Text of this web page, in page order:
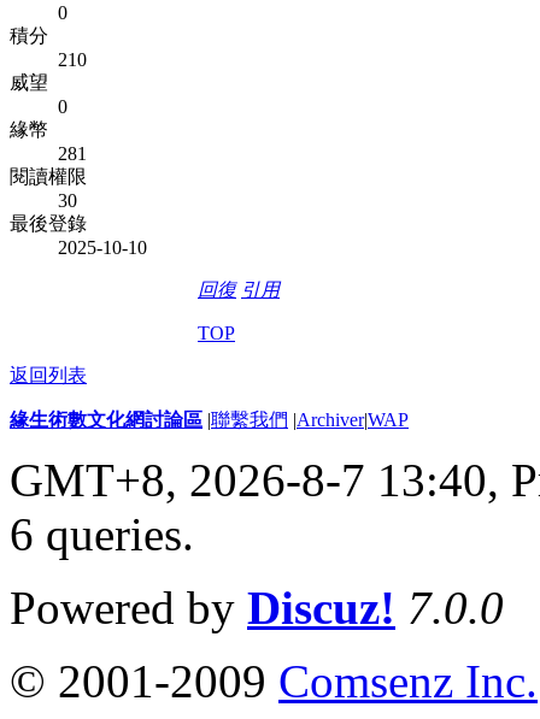
0
積分
210
威望
0
緣幣
281
閱讀權限
30
最後登錄
2025-10-10
回復 引用
TOP
返回列表
緣生術數文化網討論區 |聯繫我們 |Archiver|WAP
GMT+8, 2026-8-7 13:40,
6 queries.
Powered by Discuz! 7.0.0
© 2001-2009 Comsenz Inc.